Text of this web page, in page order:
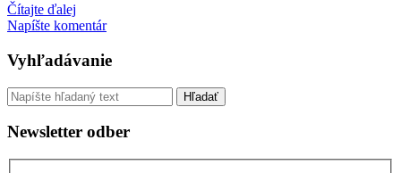
Čítajte ďalej
cloudového
balíka
Office
365
Excel
Napíšte komentár
Sidebar
Vyhľadávanie
Vyhľadávanie
Newsletter odber